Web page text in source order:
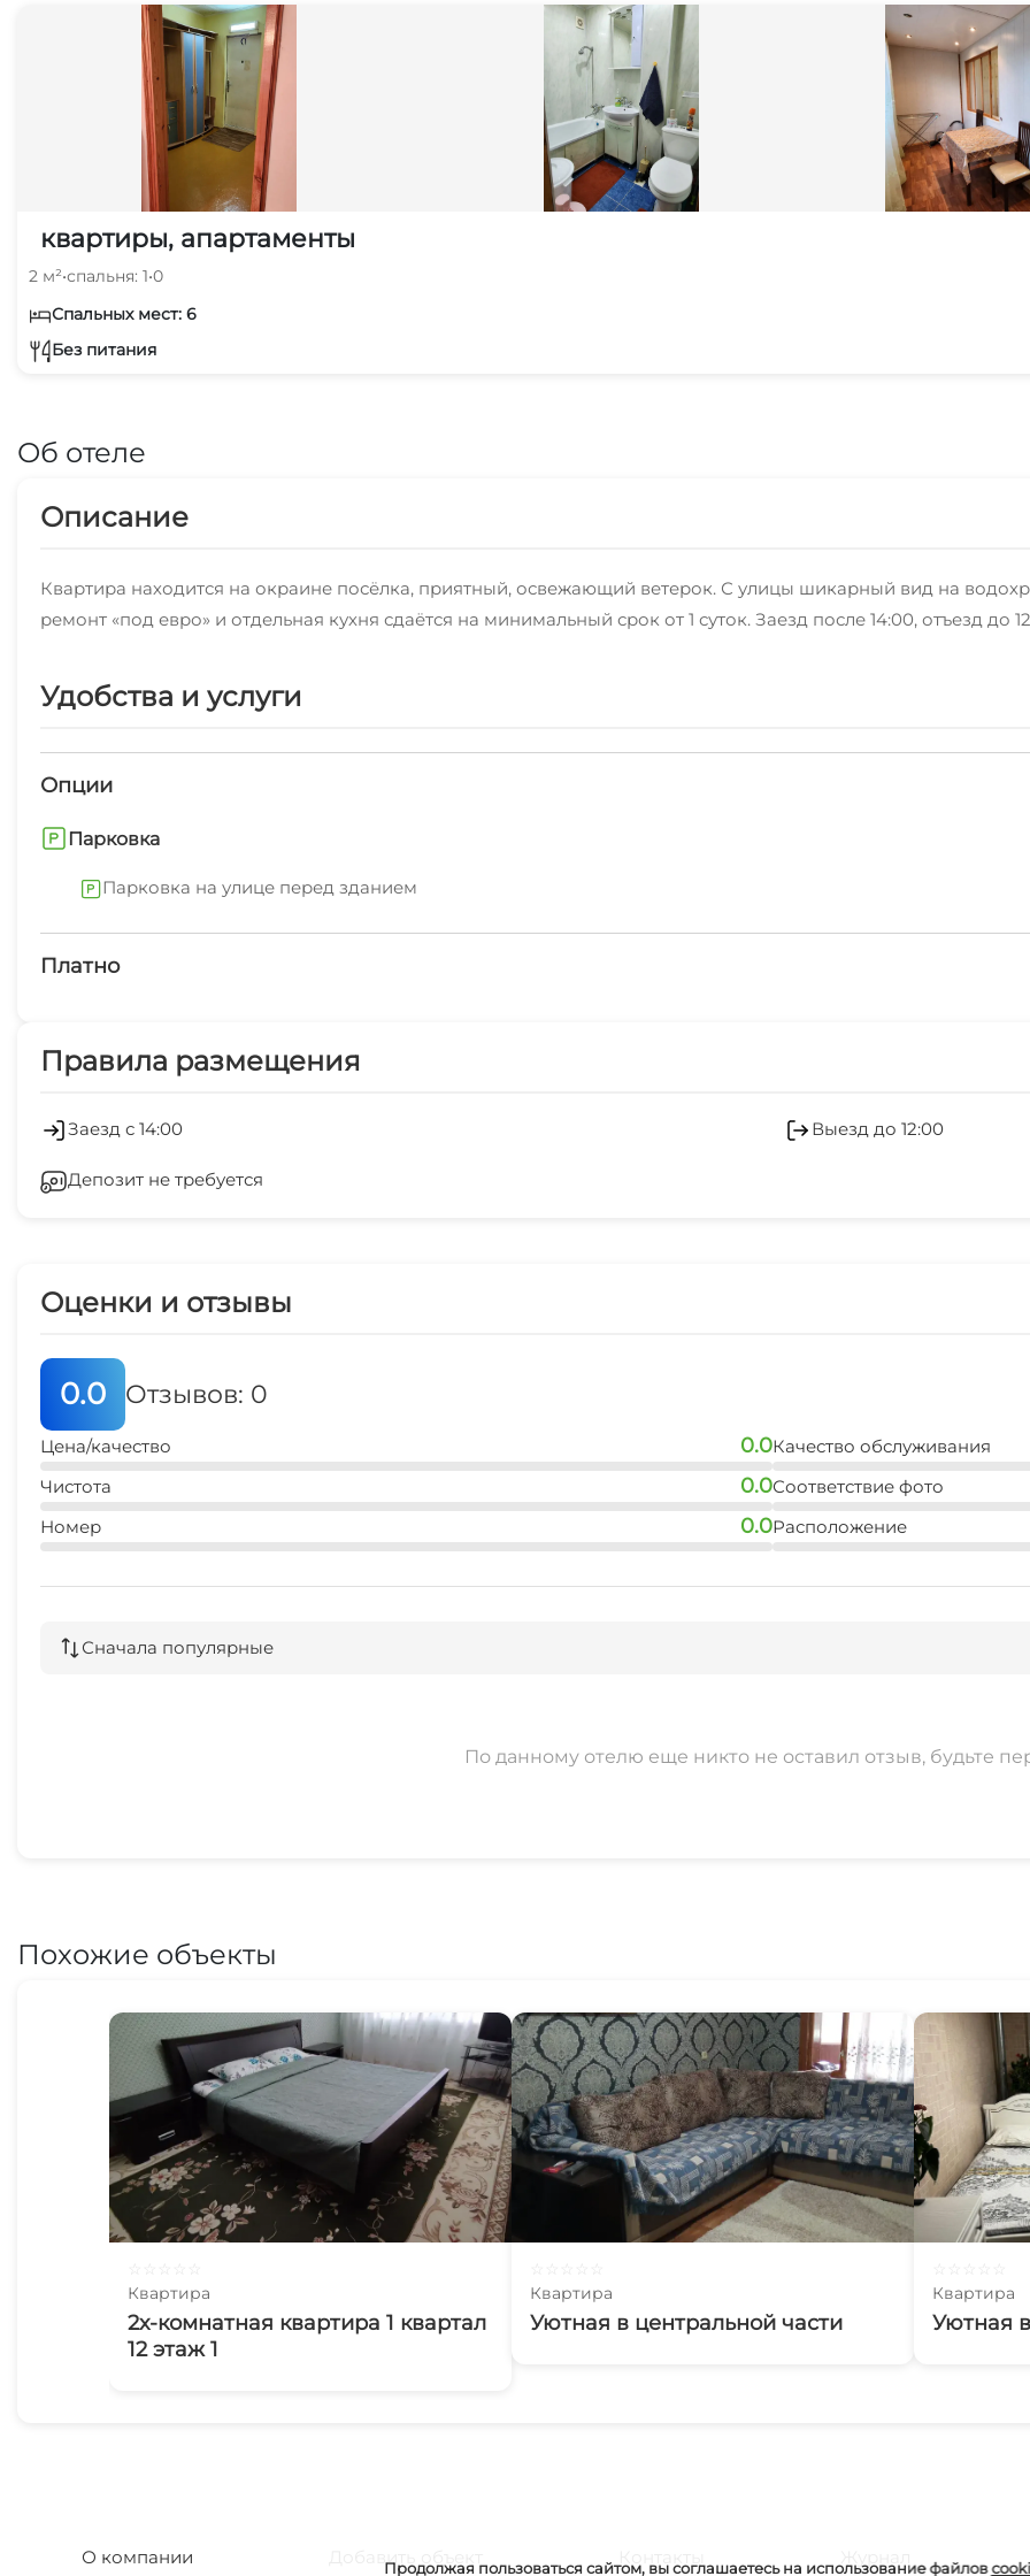
квартиры, апартаменты
2 м²•спальня: 1•0
Спальных мест: 6
Без питания
Об отеле
Описание
Квартира находится на окраине посёлка, приятный, освежающий ветерок. С улицы шикарный вид на
ремонт «под евро» и отдельная кухня сдаётся на минимальный срок от 1 суток. Заезд после 14:00, отъезд до
Удобства и услуги
Опции
Парковка
Парковка на улице перед зданием
Платно
Холодильник
Правила размещения
Заезд с 14:00 Выезд до 12:00
Депозит не требуется
Оценки и отзывы
0.0 Отзывов: 0
Цена/качество 0.0
Чистота 0.0
Номер 0.0
Качество обслуживания
Соответствие фото
Расположение
Сначала популярные
По данному отелю еще никто не оставил отзыв, будьте
Похожие объекты
Квартира
2х-комнатная квартира 1 квартал
12 этаж 1
Квартира
Уютная в центральной части
Квартира
Уютная
Продолжая пользоваться сайтом, вы соглашаетесь на использование файлов
О компании Добавить объект